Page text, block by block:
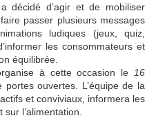
décidé d’agir et de mobiliser
passer plusieurs messages
ludiques (jeux, quiz,
les consommateurs et
équilibrée.
à cette occasion le
16
portes ouvertes. L’équipe de la
et conviviaux, informera les
l’alimentation.